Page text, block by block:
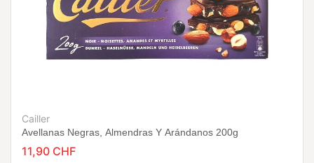
Cailler
Avellanas Negras, Almendras Y Arándanos 200g
11,90 CHF